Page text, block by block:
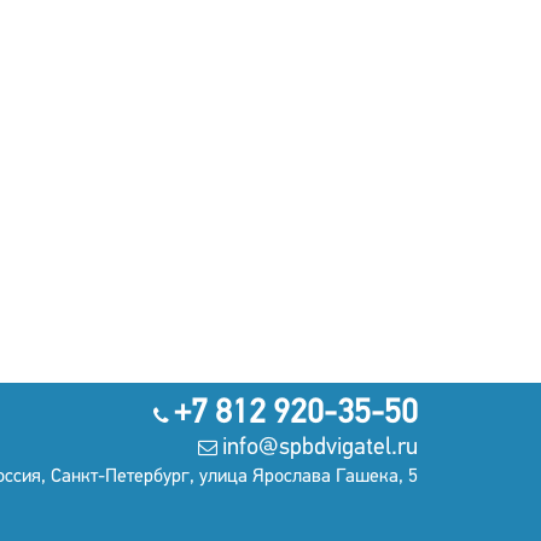
+7 812 920-35-50
info@spbdvigatel.ru
Санкт-Петербург, улица Ярослава Гашека, 5